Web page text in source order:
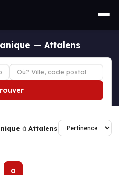
— Attalens
à Attalens
0